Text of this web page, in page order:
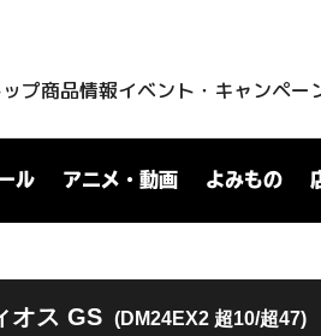
ップ商品情報イベント・キャンペー
ル アニメ・動画 よみもの
オス GS (DM24EX2 超10/超47)